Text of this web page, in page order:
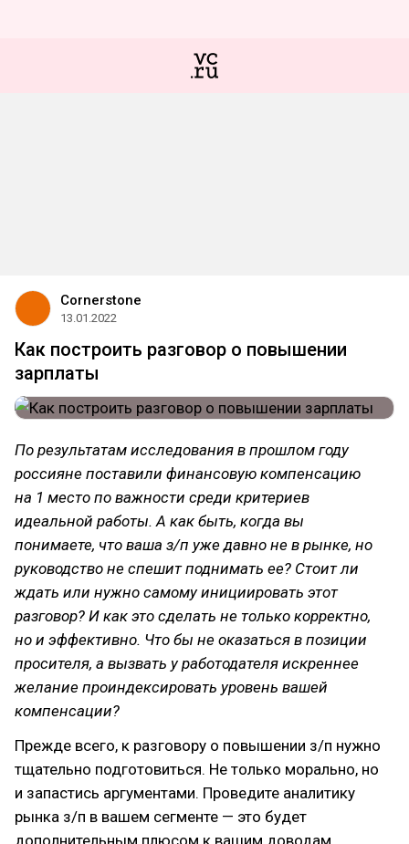
Cornerstone
13.01.2022
Как построить разговор о повышении
зарплаты
По результатам исследования в прошлом году
россияне поставили финансовую компенсацию
на 1 место по важности среди критериев
идеальной работы. А как быть, когда вы
понимаете, что ваша з/п уже давно не в рынке, но
руководство не спешит поднимать ее? Стоит ли
ждать или нужно самому инициировать этот
разговор? И как это сделать не только корректно,
но и эффективно. Что бы не оказаться в позиции
просителя, а вызвать у работодателя искреннее
желание проиндексировать уровень вашей
компенсации?
Прежде всего, к разговору о повышении з/п нужно
тщательно подготовиться. Не только морально, но
и запастись аргументами. Проведите аналитику
рынка з/п в вашем сегменте — это будет
дополнительным плюсом к вашим доводам.